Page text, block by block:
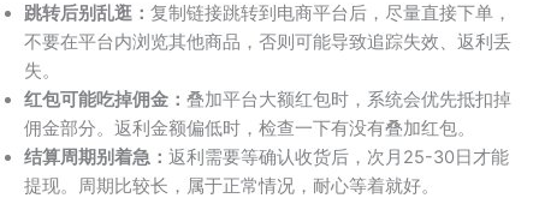
跳转后别乱逛： 复制链接跳转到电商平台后，尽量直接下单，
不要在平台内浏览其他商品，否则可能导致追踪失效、返利丢
失。
红包可能吃掉佣金： 叠加平台大额红包时，系统会优先抵扣掉
佣金部分。返利金额偏低时，检查一下有没有叠加红包。
结算周期别着急： 返利需要等确认收货后，次月25-30日才能
提现。周期比较长，属于正常情况，耐心等着就好。